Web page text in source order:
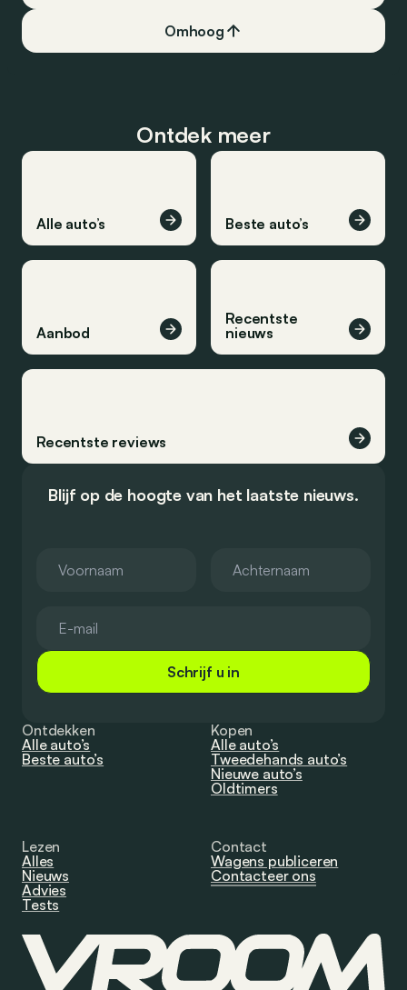
Omhoog
Ontdek meer
Alle auto’s Beste auto’s
Aanbod
Recentste
nieuws
Recentste reviews
Blijf op de hoogte van het laatste nieuws.
Schrijf u in
Ontdekken
Alle auto’s
Beste auto’s
Kopen
Alle auto’s
Tweedehands auto’s
Nieuwe auto’s
Oldtimers
Lezen
Alles
Nieuws
Advies
Tests
Contact
Wagens publiceren
Contacteer ons